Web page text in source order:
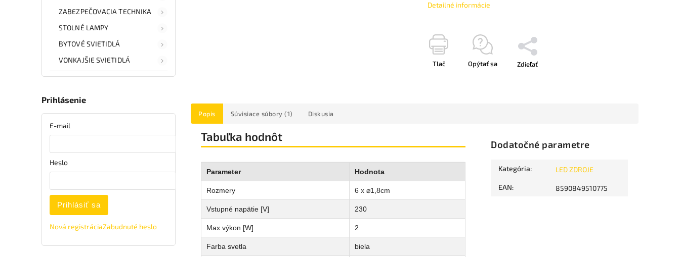
ZABEZPEČOVACIA TECHNIKA
STOLNÉ LAMPY
BYTOVÉ SVIETIDLÁ
VONKAJŠIE SVIETIDLÁ
Prihlásenie
E-mail
Heslo
Prihlásiť sa
Nová registráciaZabudnuté heslo
Detailné informácie
Tlač Opýtať sa Zdieľať
Popis Súvisiace súbory (1) Diskusia
Tabuľka hodnôt
Parameter Hodnota
Rozmery 6 x ⌀1,8cm
Vstupné napätie [V] 230
Max.výkon [W] 2
Farba svetla biela
Dodatočné parametre
Kategória: LED ZDROJE
EAN: 8590849510775